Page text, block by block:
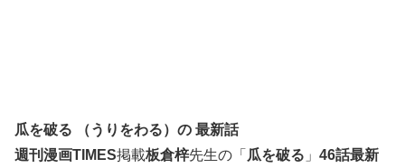
瓜を破る （うりをわる）の 最新話
週刊漫画TIMES掲載板倉梓先生の「 瓜を破る 」 46話最新